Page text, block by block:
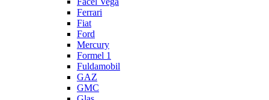
Ferrari
Fiat
Ford
Mercury
Formel 1
Fuldamobil
GAZ
GMC